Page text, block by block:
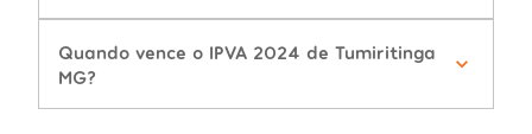
Quando vence o IPVA 2024 de Tumiritinga
MG?